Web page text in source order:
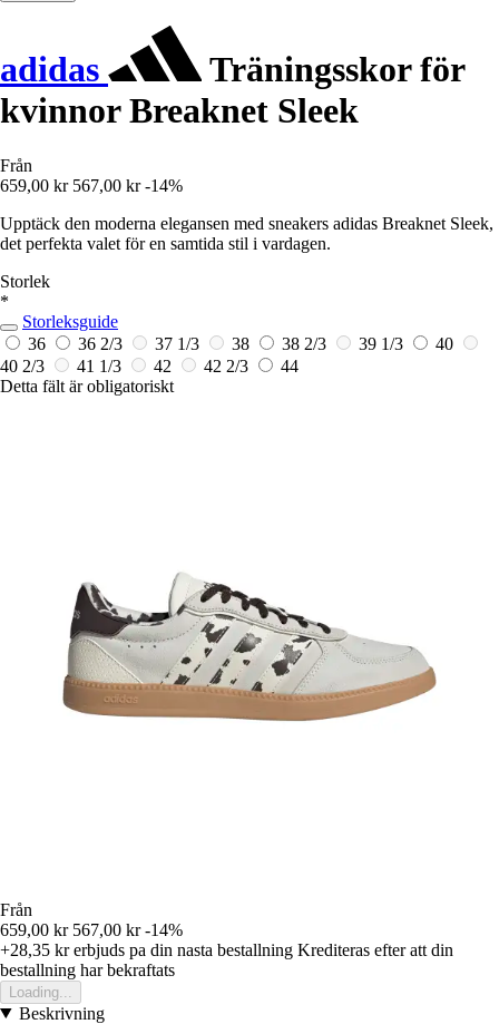
adidas
Träningsskor för
kvinnor Breaknet Sleek
Från
659,00 kr 567,00 kr -14%
Upptäck den moderna elegansen med sneakers adidas Breaknet Sleek,
det perfekta valet för en samtida stil i vardagen.
Storlek
*
Storleksguide
36
36 2/3 37 1/3 38 38 2/3 39 1/3
40
40 2/3
41 1/3 42 42 2/3
44
Detta fält är obligatoriskt
Från
659,00 kr 567,00 kr -14%
+28,35 krerbjuds pa din nasta bestallning Krediteras efter att din
bestallning har bekraftats
Loading...
Beskrivning